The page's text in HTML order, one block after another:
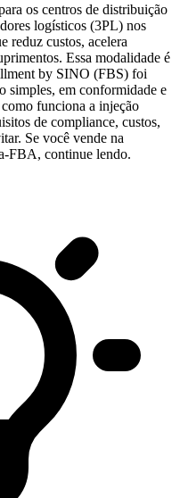
os centros de distribuição
logísticos (3PL) nos
reduz custos, acelera
Essa modalidade é
by SINO (FBS) foi
simples, em conformidade e
funciona a injeção
de compliance, custos,
Se você vende na
FBA, continue lendo.